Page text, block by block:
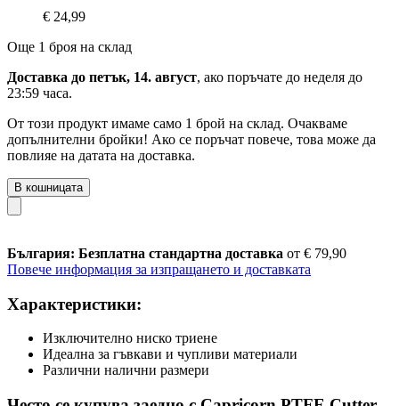
€ 24,99
Още 1 броя на склад
Доставка до петък, 14. август, ако поръчате до неделя до
23:59 часа.
От този продукт имаме само 1 брой на склад. Очакваме
допълнителни бройки! Ако се поръчат повече, това може да
повлияе на датата на доставка.
В кошницата
България: Безплатна стандартна доставка от € 79,90
Повече информация за изпращането и доставката
Характеристики:
Изключително ниско триене
Идеална за гъвкави и чупливи материали
Различни налични размери